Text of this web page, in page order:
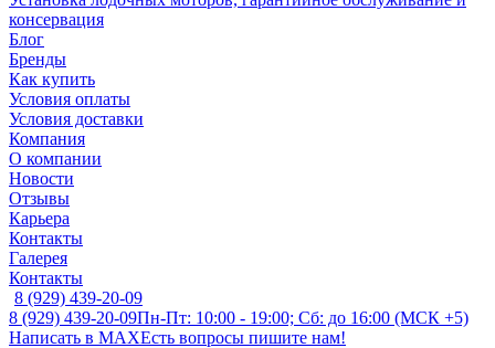
консервация
Блог
Бренды
Как купить
Условия оплаты
Условия доставки
Компания
О компании
Новости
Отзывы
Карьера
Контакты
Галерея
Контакты
8 (929) 439-20-09
8 (929) 439-20-09Пн-Пт: 10:00 - 19:00; Сб: до 16:00 (МСК +5)
Написать в MAXЕсть вопросы пишите нам!